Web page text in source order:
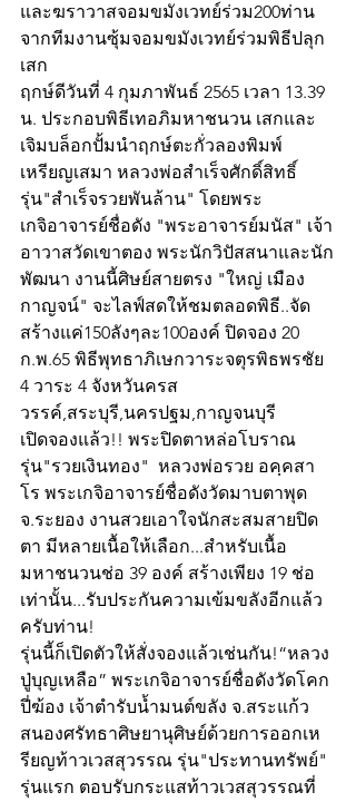
และฆราวาสจอมขมังเวทย์ร่วม200ท่าน
จากทีมงานซุ้มจอมขมังเวทย์ร่วมพิธีปลุก
เสก
ฤกษ์ดีวันที่ 4 กุมภาพันธ์ 2565 เวลา 13.39
น. ประกอบพิธีเทอภิมหาชนวน เสกและ
เจิมบล็อกปั้มนำฤกษ์ตะกั่วลองพิมพ์
เหรียญเสมา หลวงพ่อสำเร็จศักดิ์สิทธิ์
รุ่น"สำเร็จรวยพันล้าน" โดยพระ
เกจิอาจารย์ชื่อดัง "พระอาจารย์มนัส" เจ้า
อาวาสวัดเขาตอง พระนักวิปัสสนาและนัก
พัฒนา งานนี้ศิษย์สายตรง "ใหญ่ เมือง
กาญจน์" จะไลฟ์สดให้ชมตลอดพิธี..จัด
สร้างแค่150ลังๆละ100องค์ ปิดจอง 20
ก.พ.65 พิธีพุทธาภิเษกวาระจตุรพิธพรชัย
4 วาระ 4 จังหวันครส
วรรค์,สระบุรี,นครปฐม,กาญจนบุรี
เปิดจองแล้ว!! พระปิดตาหล่อโบราณ
รุ่น"รวยเงินทอง"  หลวงพ่อรวย อคฺคสา
โร พระเกจิอาจารย์ชื่อดังวัดมาบตาพุด
จ.ระยอง งานสวยเอาใจนักสะสมสายปิด
ตา มีหลายเนื้อให้เลือก...สำหรับเนื้อ
มหาชนวนช่อ 39 องค์ สร้างเพียง 19 ช่อ
เท่านั้น...รับประกันความเข้มขลังอีกแล้ว
ครับท่าน!
รุ่นนี้ก็เปิดตัวให้สั่งจองแล้วเช่นกัน!“หลวง
ปู่บุญเหลือ” พระเกจิอาจารย์ชื่อดังวัดโคก
ปี่ฆ้อง เจ้าตำรับน้ำมนต์ขลัง จ.สระแก้ว
สนองศรัทธาศิษยานุศิษย์ด้วยการออกเห
รียญท้าวเวสสุวรรณ รุ่น"ประทานทรัพย์"
รุ่นแรก ตอบรับกระแสท้าวเวสสุวรรณที่